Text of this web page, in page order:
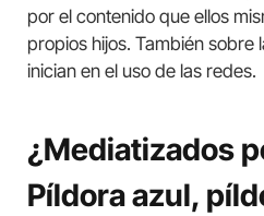
por el contenido que ellos
propios hijos. También sobre
inician en el uso de las redes.
¿Mediatizados
Píldora azul,